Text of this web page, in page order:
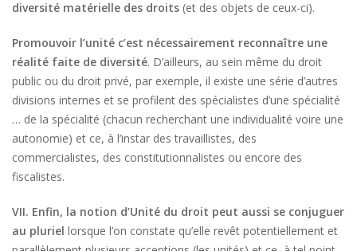
diversité matérielle des droits (et des objets de ceux-ci).
Promouvoir l’unité c’est nécessairement reconnaître une
réalité faite de diversité. D’ailleurs, au sein même du droit
public ou du droit privé, par exemple, il existe une série d’autres
divisions internes et se profilent des spécialistes d’une spécialité
… de la spécialité (chacun recherchant une individualité voire une
autonomie) et ce, à l’instar des travaillistes, des
commercialistes, des constitutionnalistes ou encore des
fiscalistes.
VII. Enfin, la notion d’Unité du droit peut aussi se conjuguer
au pluriel lorsque l’on constate qu’elle revêt potentiellement et